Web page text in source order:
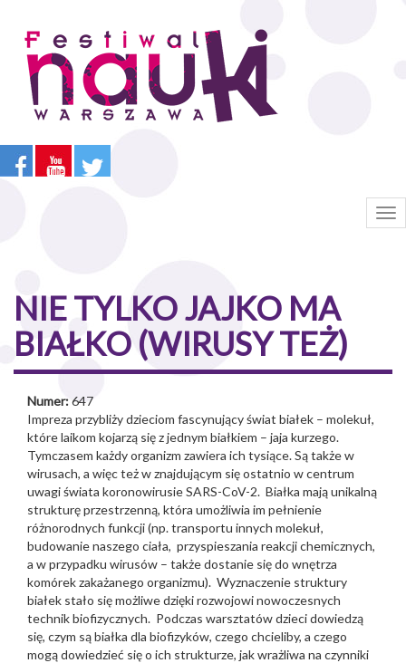
treści
NIE TYLKO JAJKO MA
BIAŁKO (WIRUSY TEŻ)
Numer:647
Impreza przybliży dzieciom fascynujący świat białek – molekuł,
które laikom kojarzą się z jednym białkiem – jaja kurzego.
Tymczasem każdy organizm zawiera ich tysiące. Są także w
wirusach, a więc też w znajdującym się ostatnio w centrum
uwagi świata koronowirusie SARS-CoV-2. Białka mają unikalną
strukturę przestrzenną, która umożliwia im pełnienie
różnorodnych funkcji (np. transportu innych molekuł,
budowanie naszego ciała, przyspieszania reakcji chemicznych,
a w przypadku wirusów – także dostanie się do wnętrza
komórek zakażanego organizmu). Wyznaczenie struktury
białek stało się możliwe dzięki rozwojowi nowoczesnych
technik biofizycznych. Podczas warsztatów dzieci dowiedzą
się, czym są białka dla biofizyków, czego chcieliby, a czego
mogą dowiedzieć się o ich strukturze, jak wrażliwa na czynniki